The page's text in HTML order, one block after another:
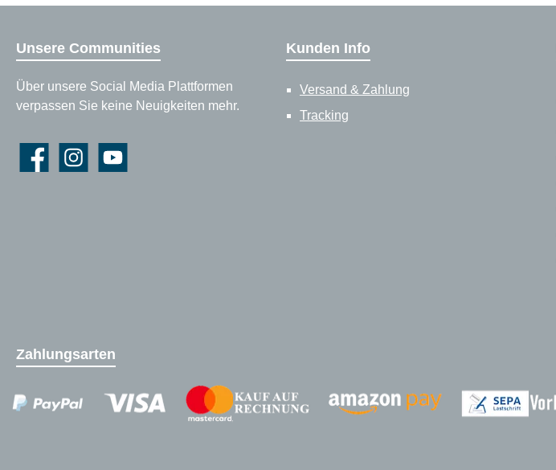
Kunden Info
Versand & Zahlung
Tracking
Unsere Communities
Über unsere Social Media Plattformen
verpassen Sie keine Neuigkeiten mehr.
FacebookInstagramYouTube
Zahlungsarten
Zahlungsanbieter Zahlungsanbieter